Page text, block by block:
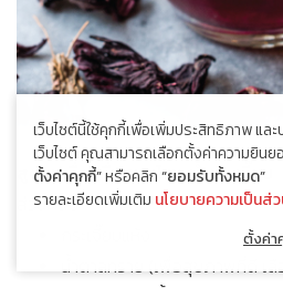
สูตรเครื่องดื่มสมุนไพร น้ำกระเจี๊ยบ
ส่วนผสม
น้ำตาลทราย (เพื่อสุขภาพที่ดี เลื
เว็บไซต์นี้ใช้คุกกี้เพื่อเพิ่มประสิทธิภาพ แล
เว็บไซต์ คุณสามารถเลือกตั้งค่าความยินย
ตั้งค่าคุกกี้”หรือคลิก“ยอมรับทั้งหมด”
รายละเอียดเพิ่มเติม นโยบายความเป็นส่
ตั้งค่า